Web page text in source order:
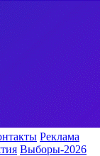
Реклама
Выборы-2026